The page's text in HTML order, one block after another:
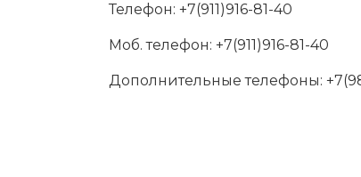
Телефон: +7(911)916-81-40
Моб. телефон: +7(911)916-81-40
Дополнительные телефоны: